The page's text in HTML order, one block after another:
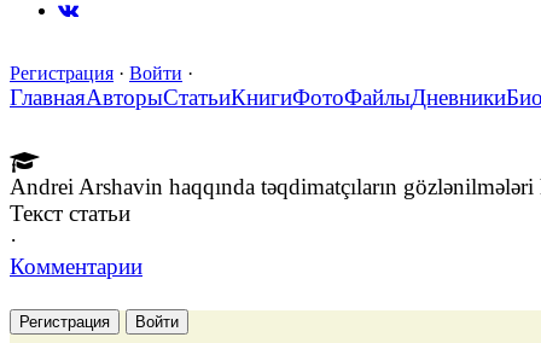
Регистрация · Войти ·
ГлавнаяАвторыСтатьиКнигиФотоФайлыДневники
Andrei Arshavin haqqında təqdimatçıların gözlənilmələri
Текст статьи
·
Комментарии
Регистрация Войти